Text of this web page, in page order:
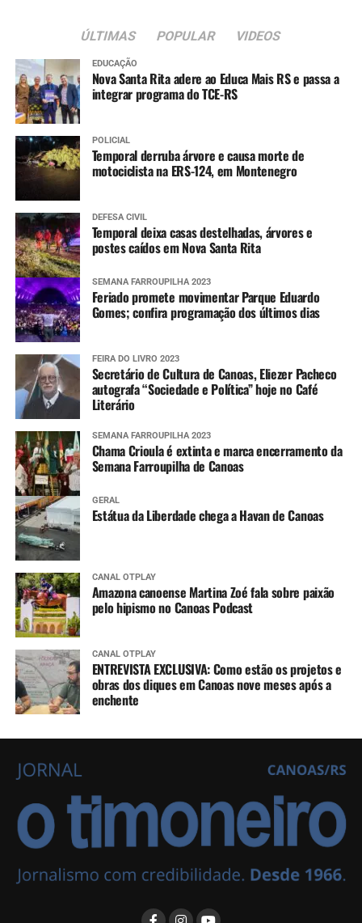
ÚLTIMAS POPULAR VIDEOS
EDUCAÇÃO
Nova Santa Rita adere ao Educa Mais RS e passa a
integrar programa do TCE-RS
POLICIAL
Temporal derruba árvore e causa morte de
motociclista na ERS-124, em Montenegro
DEFESA CIVIL
Temporal deixa casas destelhadas, árvores e
postes caídos em Nova Santa Rita
SEMANA FARROUPILHA 2023
Feriado promete movimentar Parque Eduardo
Gomes; confira programação dos últimos dias
FEIRA DO LIVRO 2023
Secretário de Cultura de Canoas, Eliezer Pacheco
autografa “Sociedade e Política” hoje no Café
Literário
SEMANA FARROUPILHA 2023
Chama Crioula é extinta e marca encerramento da
Semana Farroupilha de Canoas
GERAL
Estátua da Liberdade chega a Havan de Canoas
CANAL OTPLAY
Amazona canoense Martina Zoé fala sobre paixão
pelo hipismo no Canoas Podcast
CANAL OTPLAY
ENTREVISTA EXCLUSIVA: Como estão os projetos e
obras dos diques em Canoas nove meses após a
enchente